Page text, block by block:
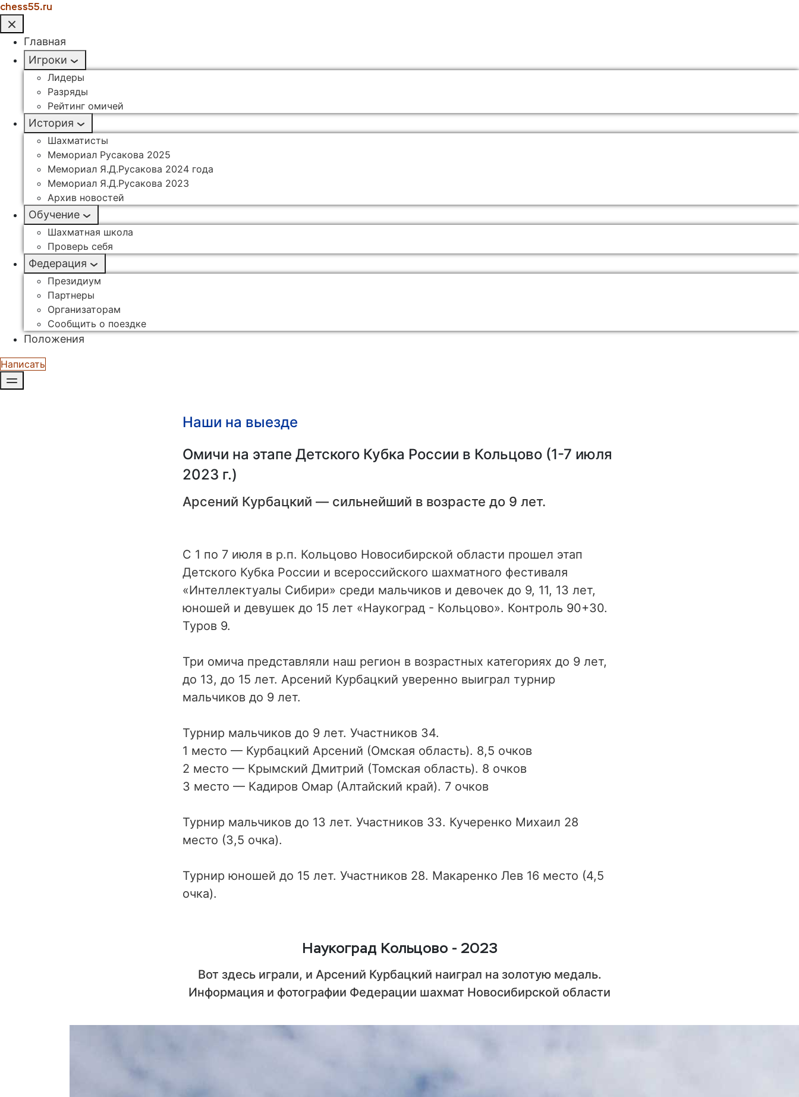
chess55.ru
Главная
Игроки
Лидеры
Разряды
Рейтинг омичей
История
Шахматисты
Мемориал Русакова 2025
Мемориал Я.Д.Русакова 2024 года
Мемориал Я.Д.Русакова 2023
Архив новостей
Обучение
Шахматная школа
Проверь себя
Федерация
Президиум
Партнеры
Организаторам
Сообщить о поездке
Положения
Написать
Наши на выезде
Омичи на этапе Детского Кубка России в Кольцово (1-7 июля
2023 г.)
Арсений Курбацкий — сильнейший в возрасте до 9 лет.
С 1 по 7 июля в р.п. Кольцово Новосибирской области прошел этап
Детского Кубка России и всероссийского шахматного фестиваля
«Интеллектуалы Сибири» среди мальчиков и девочек до 9, 11, 13 лет,
юношей и девушек до 15 лет «Наукоград - Кольцово». Контроль 90+30.
Туров 9.
Три омича представляли наш регион в возрастных категориях до 9 лет,
до 13, до 15 лет. Арсений Курбацкий уверенно выиграл турнир
мальчиков до 9 лет.
Турнир мальчиков до 9 лет. Участников 34.
1 место — Курбацкий Арсений (Омская область). 8,5 очков
2 место — Крымский Дмитрий (Томская область). 8 очков
3 место — Кадиров Омар (Алтайский край). 7 очков
Турнир мальчиков до 13 лет. Участников 33. Кучеренко Михаил 28
место (3,5 очка).
Турнир юношей до 15 лет. Участников 28. Макаренко Лев 16 место (4,5
очка).
Наукоград Кольцово - 2023
Вот здесь играли, и Арсений Курбацкий наиграл на золотую медаль.
Информация и фотографии Федерации шахмат Новосибирской области